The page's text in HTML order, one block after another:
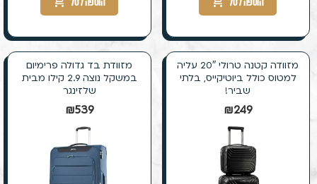
מזוודה קטנה טרולי 20″ עליה
למטוס כולל ביוטיקייס, בלתי
שביר!
₪249
מזוודת בד גדולה פרימיום
במשקל נוצה 2.9 קילו מבית
שלזינגר
₪539